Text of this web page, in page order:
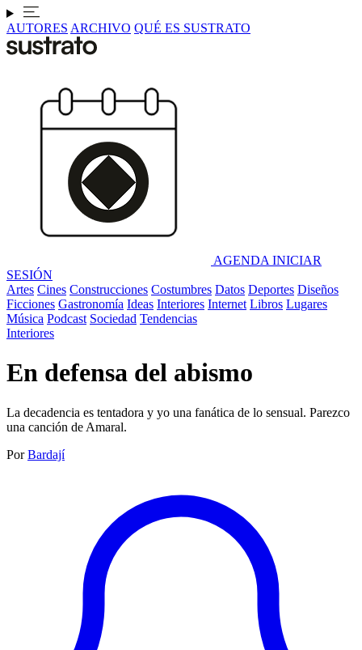
AUTORES ARCHIVO QUÉ ES SUSTRATO
AGENDA INICIAR
SESIÓN
Artes Cines Construcciones Costumbres Datos Deportes Diseños
Ficciones Gastronomía Ideas Interiores Internet Libros Lugares
Música Podcast Sociedad Tendencias
Interiores
En defensa del abismo
La decadencia es tentadora y yo una fanática de lo sensual. Parezco
una canción de Amaral.
Por Bardají